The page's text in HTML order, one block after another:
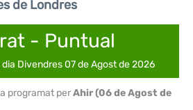
de Londres
- Puntual
Divendres 07 de Agost de 2026
programat perAhir (06 de Agost de